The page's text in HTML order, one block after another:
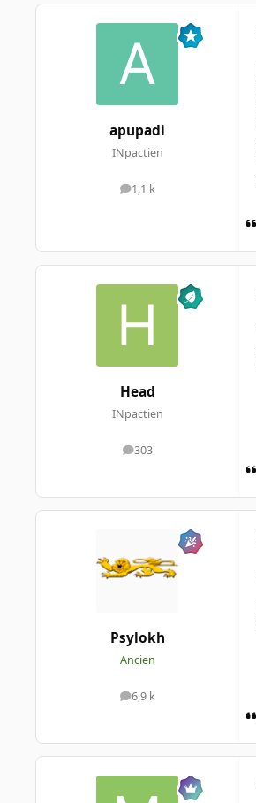
apupadi
INpactien
1,1 k
messages
Head
INpactien
303
messages
Psylokh
Ancien
6,9 k
messages